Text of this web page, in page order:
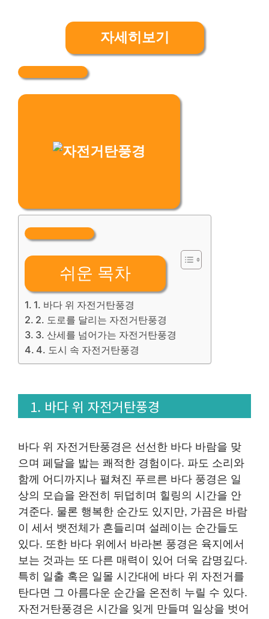
자세히보기
쉬운 목차
1. 바다 위 자전거탄풍경
2. 도로를 달리는 자전거탄풍경
3. 산세를 넘어가는 자전거탄풍경
4. 도시 속 자전거탄풍경
1. 바다 위 자전거탄풍경
바다 위 자전거탄풍경은 선선한 바다 바람을 맞
으며 페달을 밟는 쾌적한 경험이다. 파도 소리와
함께 어디까지나 펼쳐진 푸르른 바다 풍경은 일
상의 모습을 완전히 뒤덥히며 힐링의 시간을 안
겨준다. 물론 행복한 순간도 있지만, 가끔은 바람
이 세서 뱃전체가 흔들리며 설레이는 순간들도
있다. 또한 바다 위에서 바라본 풍경은 육지에서
보는 것과는 또 다른 매력이 있어 더욱 감명깊다.
특히 일출 혹은 일몰 시간대에 바다 위 자전거를
탄다면 그 아름다운 순간을 온전히 누릴 수 있다.
자전거탄풍경은 시간을 잊게 만들며 일상을 벗어